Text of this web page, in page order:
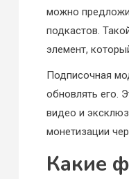
можно
подкастов.
элемент,
Подписочная
обновлять его.
видео и
монетизации
Какие